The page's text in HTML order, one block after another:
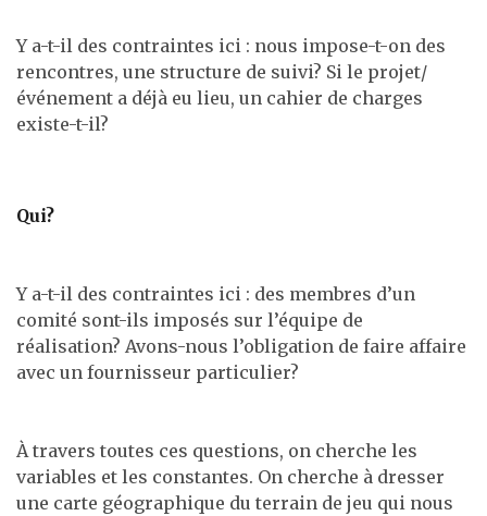
Y a-t-il des contraintes ici : nous impose-t-on des
rencontres, une structure de suivi? Si le projet/
événement a déjà eu lieu, un cahier de charges
existe-t-il?
Qui?
Y a-t-il des contraintes ici : des membres d’un
comité sont-ils imposés sur l’équipe de
réalisation? Avons-nous l’obligation de faire affaire
avec un fournisseur particulier?
À travers toutes ces questions, on cherche les
variables et les constantes. On cherche à dresser
une carte géographique du terrain de jeu qui nous